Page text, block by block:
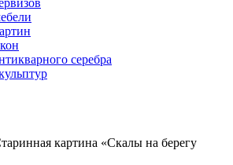
серебра
картина «Скалы на берегу